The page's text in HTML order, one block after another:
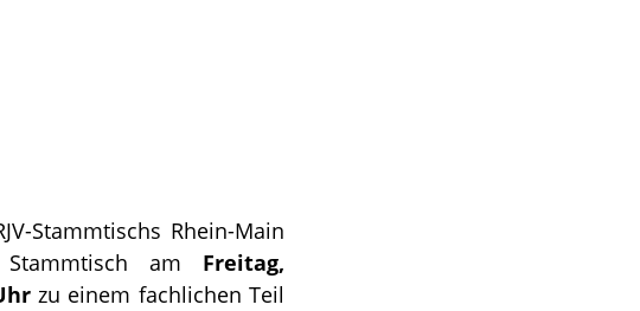
Stammtischs Rhein-Main
am Freitag,
zu einem fachlichen Teil